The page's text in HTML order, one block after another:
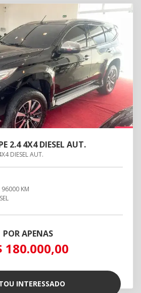
2.4 4X4 DIESEL AUT.
DIESEL AUT.
96000 KM
POR APENAS
180.000,00
INTERESSADO